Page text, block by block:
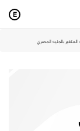
E
المتغير بالجنيه المصري